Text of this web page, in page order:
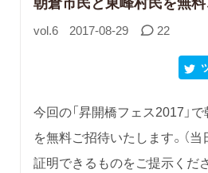
vol.6 2017-08-29 22
今回の「昇開橋フェス2017」
を無料ご招待いたします。（
証明できるものをご提示くださ